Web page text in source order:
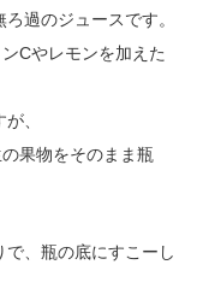
過のジュースです。
Cやレモンを加えた
、
果物をそのまま瓶
、瓶の底にすこーし